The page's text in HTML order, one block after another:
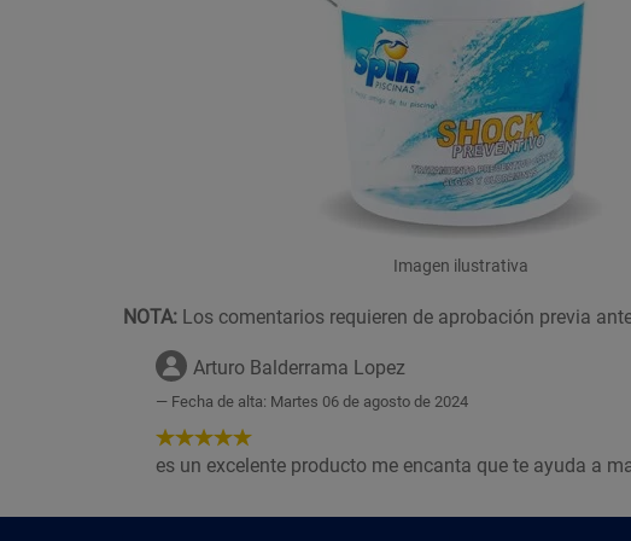
Imagen ilustrativa
NOTA: Los comentarios requieren de aprobación previa
Arturo Balderrama Lopez
Fecha de alta: Martes 06 de agosto de 2024
5
de
Estrellas!
es un excelente producto me encanta que te ayuda a